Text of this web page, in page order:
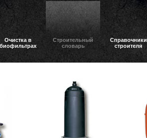
Очистка в
биофильтрах
Строительный
словарь
Справочники
строителя